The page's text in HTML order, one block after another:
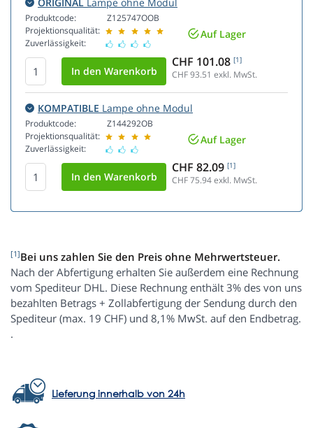
Produktcode:
Projektionsqualität:
Zuverlässigkeit:
Z125747OOB
Auf Lager
CHF 101.08 [1]
CHF 93.51 exkl. MwSt.
KOMPATIBLE Lampe ohne Modul
Produktcode:
Projektionsqualität:
Zuverlässigkeit:
Z144292OB
Auf Lager
CHF 82.09 [1]
CHF 75.94exkl. MwSt.
[1]Bei uns zahlen Sie den Preis ohne Mehrwertsteuer.
Nach der Abfertigung erhalten Sie außerdem eine Rechnung
vom Spediteur DHL. Diese Rechnung enthält 3% des von uns
bezahlten Betrags + Zollabfertigung der Sendung durch den
Spediteur (max. 19 CHF) und 8,1% MwSt. auf den Endbetrag.
.
Lieferung innerhalb von 24h